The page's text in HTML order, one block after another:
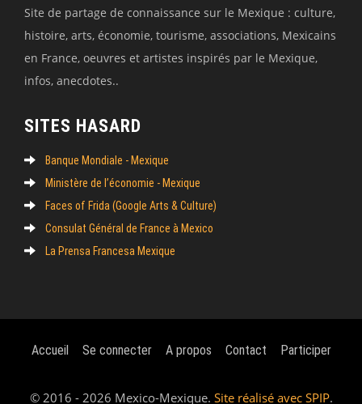
Site de partage de connaissance sur le Mexique : culture,
histoire, arts, économie, tourisme, associations, Mexicains
en France, oeuvres et artistes inspirés par le Mexique,
infos, anecdotes..
SITES HASARD
Banque Mondiale - Mexique
Ministère de l’économie - Mexique
Faces of Frida (Google Arts & Culture)
Consulat Général de France à Mexico
La Prensa Francesa Mexique
Accueil Se connecter A propos Contact Participer
© 2016 - 2026 Mexico-Mexique. Site réalisé avec SPIP.